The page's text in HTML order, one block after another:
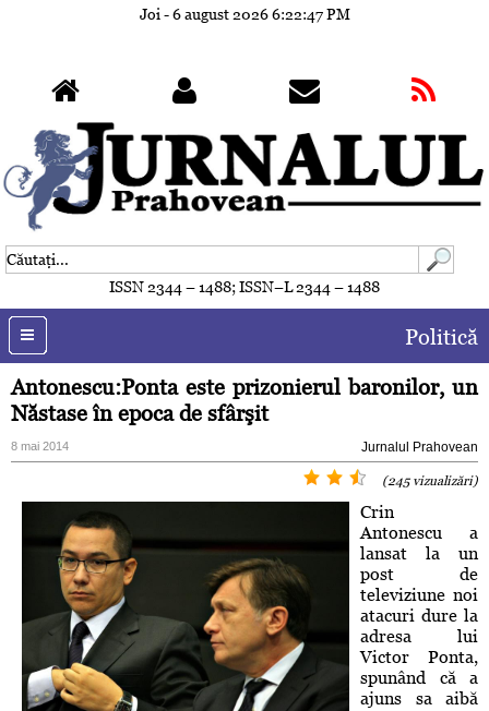
Joi - 6 august 20266:22:50 PM
ISSN 2344 – 1488; ISSN–L 2344 – 1488
Politică
Antonescu:Ponta este prizonierul baronilor, un
Năstase în epoca de sfârşit
8 mai 2014 Jurnalul Prahovean
(245 vizualizări)
Crin
Antonescu a
lansat la un
post de
televiziune noi
atacuri dure la
adresa lui
Victor Ponta,
spunând că a
ajuns sa aibă